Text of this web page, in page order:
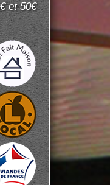
et 50€